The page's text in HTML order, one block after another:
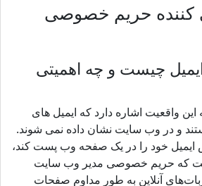
کننده حریم خصوصی
چیست و چه اهمیتی
واقعیت اشاره دارد که ایمیل های
و در وب سایت نشان داده نمی شوند.
خود را در یک صفحه وب پست کند،
که حریم خصوصی مدیر وب سایت
آنلاین به طور مداوم صفحات